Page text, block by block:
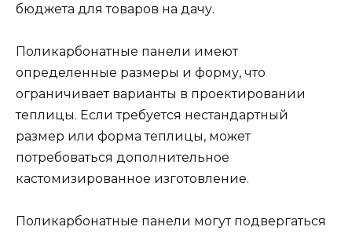
бюджета для товаров на дачу.
Поликарбонатные панели имеют
определенные размеры и форму, что
ограничивает варианты в проектировании
теплицы. Если требуется нестандартный
размер или форма теплицы, может
потребоваться дополнительное
кастомизированное изготовление.
Поликарбонатные панели могут подвергаться